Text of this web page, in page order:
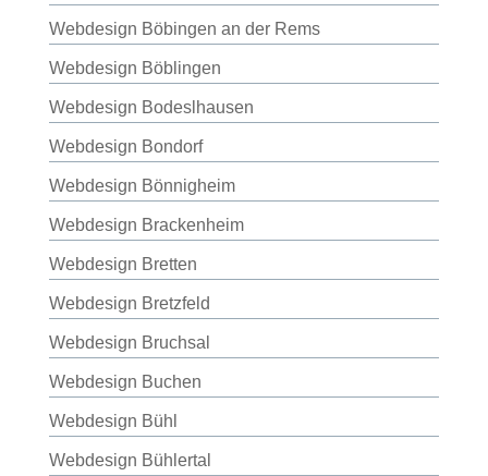
Webdesign Böbingen an der Rems
Webdesign Böblingen
Webdesign Bodeslhausen
Webdesign Bondorf
Webdesign Bönnigheim
Webdesign Brackenheim
Webdesign Bretten
Webdesign Bretzfeld
Webdesign Bruchsal
Webdesign Buchen
Webdesign Bühl
Webdesign Bühlertal